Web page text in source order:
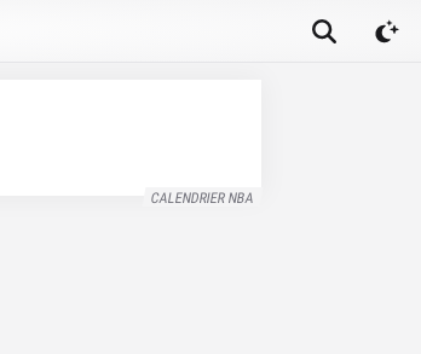
CALENDRIER NBA